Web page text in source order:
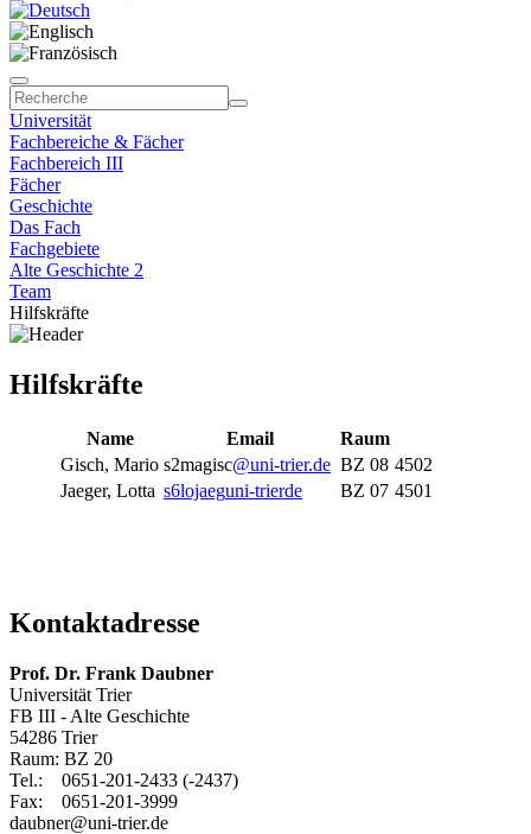
Universität
Fachbereiche & Fächer
Fachbereich III
Fächer
Geschichte
Das Fach
Fachgebiete
Alte Geschichte 2
Team
Hilfskräfte
Hilfskräfte
Name Email
Raum
Gisch, Mario s2magisc@uni-trier.de BZ 08 4502
Jaeger, Lotta s6lojaeguni-trierde BZ 07 4501
Kontaktadresse
Prof. Dr. Frank Daubner
Universität Trier
FB III - Alte Geschichte
54286 Trier
Raum: BZ 20
Tel.: 0651-201-2433 (-2437)
Fax: 0651-201-3999
daubner@uni-trier.de